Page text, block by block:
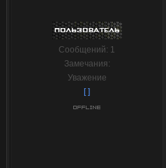
Сообщений: 1
Замечания:
Уважение
[ ]